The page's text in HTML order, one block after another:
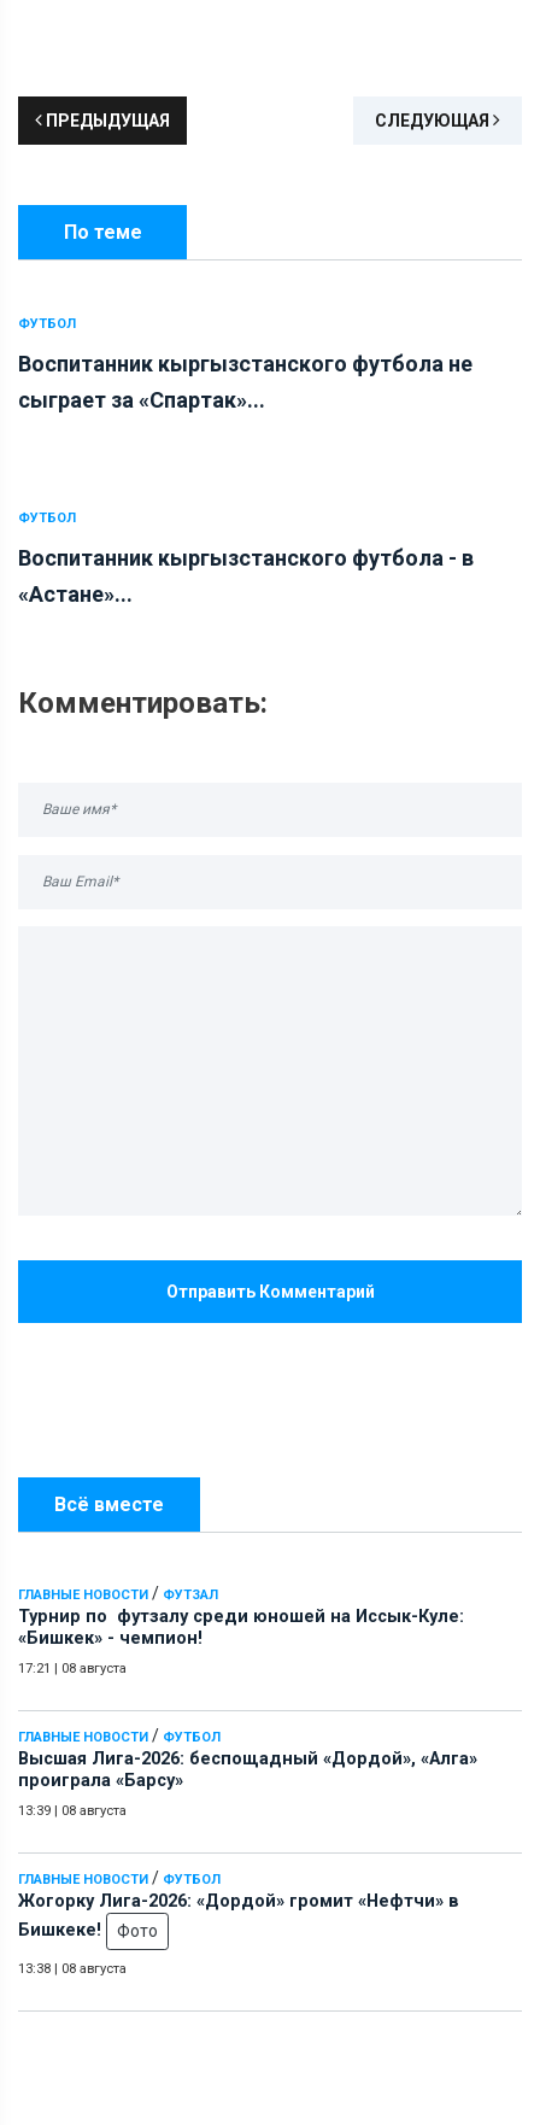
Всё вместе
ГЛАВНЫЕ НОВОСТИ / ФУТЗАЛ
Турнир по футзалу среди юношей на Иссык-Куле:
«Бишкек» - чемпион!
17:21 | 08 августа
ГЛАВНЫЕ НОВОСТИ / ФУТБОЛ
Высшая Лига-2026: беспощадный «Дордой», «Алга»
проиграла «Барсу»
13:39 | 08 августа
ГЛАВНЫЕ НОВОСТИ / ФУТБОЛ
Жогорку Лига-2026: «Дордой» громит «Нефтчи» в
Бишкеке!
Фото
13:38 | 08 августа
ПРЕДЫДУЩАЯ СЛЕДУЮЩАЯ
По теме
ФУТБОЛ
Воспитанник кыргызстанского футбола не
сыграет за «Спартак»...
ФУТБОЛ
Воспитанник кыргызстанского футбола - в
«Астане»...
Комментировать:
Отправить Комментарий